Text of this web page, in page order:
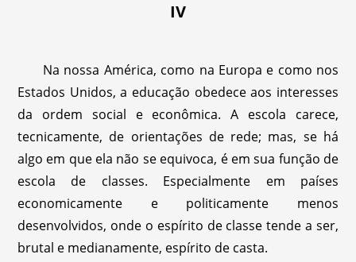
IV
Na nossa América, como na Europa e como nos
Estados Unidos, a educação obedece aos interesses
da ordem social e econômica. A escola carece,
tecnicamente, de orientações de rede; mas, se há
algo em que ela não se equivoca, é em sua função de
escola de classes. Especialmente em países
economicamente e politicamente menos
desenvolvidos, onde o espírito de classe tende a ser,
brutal e medianamente, espírito de casta.